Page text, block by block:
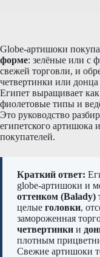
Globe-артишоки
форме: зелёные или с
свежей торговли, и
четвертинки или
Египет выращивает
фиолетовые типы и
Это руководство
египетского артишока
покупателей.
Краткий ответ:
globe-артишоки и
оттенком (Balady)
целые головки,
замороженная
четвертинки и
плотным
Свежие артишоки